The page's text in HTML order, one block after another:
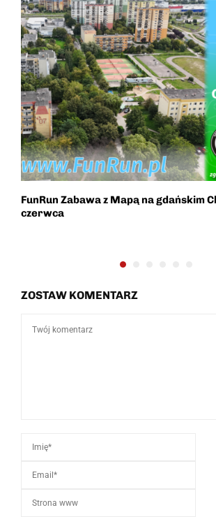
FunRun Zabawa z Mapą na gdańskim
czerwca
ZOSTAW KOMENTARZ